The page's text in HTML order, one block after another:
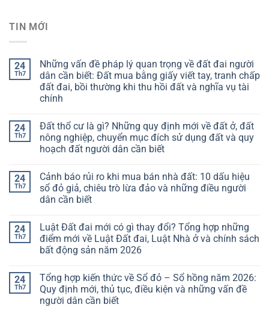
TIN MỚI
24
Th7
Những vấn đề pháp lý quan trọng về đất đai người
dân cần biết: Đất mua bằng giấy viết tay, tranh chấp
đất đai, bồi thường khi thu hồi đất và nghĩa vụ tài
chính
24
Th7
Đất thổ cư là gì? Những quy định mới về đất ở, đất
nông nghiệp, chuyển mục đích sử dụng đất và quy
hoạch đất người dân cần biết
24
Th7
Cảnh báo rủi ro khi mua bán nhà đất: 10 dấu hiệu
sổ đỏ giả, chiêu trò lừa đảo và những điều người
dân cần biết
24
Th7
Luật Đất đai mới có gì thay đổi? Tổng hợp những
điểm mới về Luật Đất đai, Luật Nhà ở và chính sách
bất động sản năm 2026
24
Th7
Tổng hợp kiến thức về Sổ đỏ – Sổ hồng năm 2026:
Quy định mới, thủ tục, điều kiện và những vấn đề
người dân cần biết